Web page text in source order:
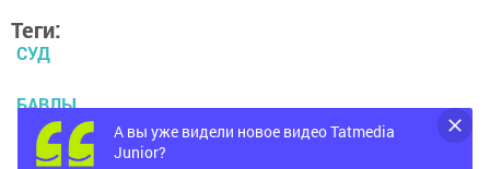
Теги:
СУД
БАВЛЫ
КРИМИНАЛ
А вы уже видели новое видео Tatmedia
Junior?